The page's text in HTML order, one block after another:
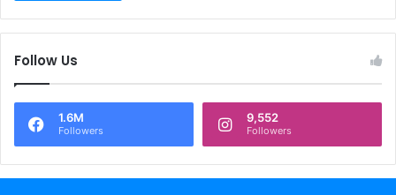
Follow Us
1.6M
Followers
9,552
Followers